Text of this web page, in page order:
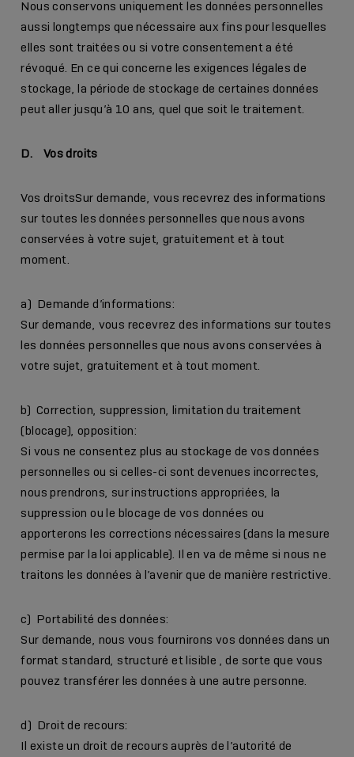
Nous conservons uniquement les données personnelles
aussi longtemps que nécessaire aux fins pour lesquelles
elles sont traitées ou si votre consentement a été
révoqué. En ce qui concerne les exigences légales de
stockage, la période de stockage de certaines données
peut aller jusqu’à 10 ans, quel que soit le traitement.
D. Vos droits
Vos droitsSur demande, vous recevrez des informations
sur toutes les données personnelles que nous avons
conservées à votre sujet, gratuitement et à tout
moment.
a) Demande d’informations:
Sur demande, vous recevrez des informations sur toutes
les données personnelles que nous avons conservées à
votre sujet, gratuitement et à tout moment.
b) Correction, suppression, limitation du traitement
(blocage), opposition:
Si vous ne consentez plus au stockage de vos données
personnelles ou si celles-ci sont devenues incorrectes,
nous prendrons, sur instructions appropriées, la
suppression ou le blocage de vos données ou
apporterons les corrections nécessaires (dans la mesure
permise par la loi applicable). Il en va de même si nous ne
traitons les données à l’avenir que de manière restrictive.
c) Portabilité des données:
Sur demande, nous vous fournirons vos données dans un
format standard, structuré et lisible , de sorte que vous
pouvez transférer les données à une autre personne.
d) Droit de recours:
Il existe un droit de recours auprès de l’autorité de